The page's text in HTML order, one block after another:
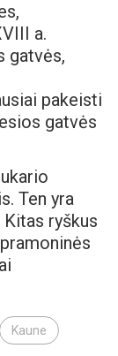
a.
gatvės,
pakeisti
gatvės
Ten yra
ryškus
Kaune